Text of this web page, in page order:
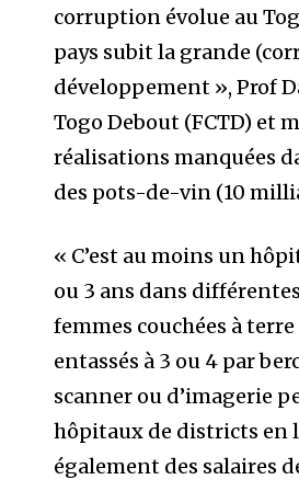
corruption évolue au
pays subit la grande
développement », Prof
Togo Debout (FCTD) et
réalisations manquées
des pots-de-vin (10
« C’est au moins un
ou 3 ans dans
femmes couchées à
entassés à 3 ou 4 par
scanner ou d’imagerie
hôpitaux de districts en
également des salaires